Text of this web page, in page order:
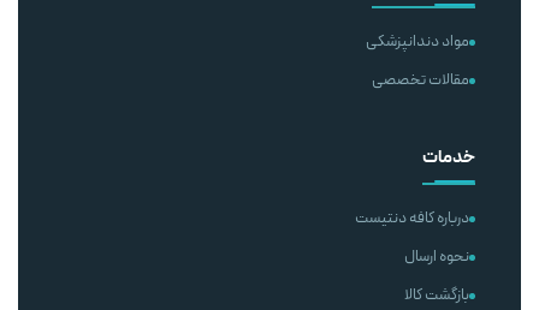
مواد دندانپزشکی
مقالات تخصصی
خدمات
درباره کافه دنتیست
نحوه ارسال
بازگشت کالا